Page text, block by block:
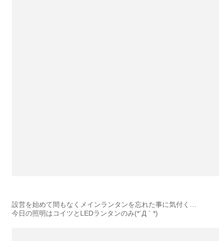
設営を始めて間もなくメインランタンを忘れた事に気付く…
今日の照明はコイツとLEDランタンのみ(*´Д｀*)